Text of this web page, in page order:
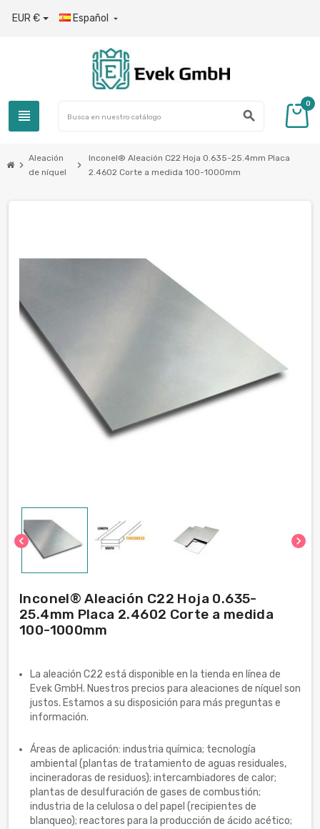
EUR € Español 
view_headline search
0
chevron_right
Aleación
de níquel
chevron_right
Inconel® Aleación C22 Hoja 0.635-25.4mm Placa
2.4602 Corte a medida 100-1000mm
chevron_left chevron_right
Inconel® Aleación C22 Hoja 0.635-
25.4mm Placa 2.4602 Corte a medida
100-1000mm
La aleación C22 está disponible en la tienda en línea de
Evek GmbH. Nuestros precios para aleaciones de níquel son
justos. Estamos a su disposición para más preguntas e
información.
Áreas de aplicación: industria química; tecnología
ambiental (plantas de tratamiento de aguas residuales,
incineradoras de residuos); intercambiadores de calor;
plantas de desulfuración de gases de combustión;
industria de la celulosa o del papel (recipientes de
blanqueo); reactores para la producción de ácido acético;